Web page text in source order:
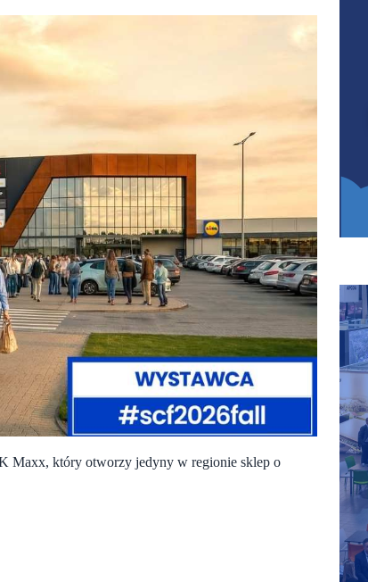
Maxx, który otworzy jedyny w regionie sklep o